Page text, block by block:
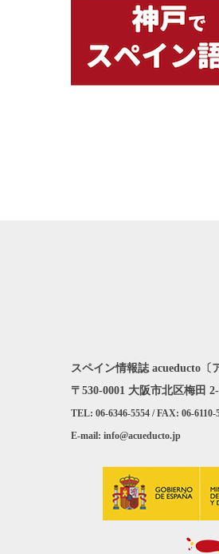
スペイン情報誌 acueducto
〒530-0001 大阪市北区梅田
TEL: 06-6346-5554 / FAX: 06-6110-
E-mail: info@acueducto.jp